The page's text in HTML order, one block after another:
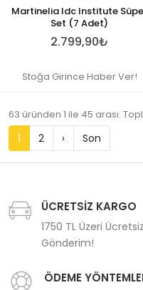
Martinelia Idc Institute
Set (7 Adet)
2.799,90₺
Stoğa Girince Haber Ver!
63 üründen 1 ile 45 arası.
1 2 › Son
ÜCRETSİZ KARGO
1750 TL Üzeri
Gönderim!
ÖDEME